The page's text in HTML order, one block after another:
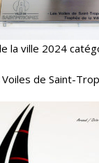
la ville 2024
Voiles de Saint-